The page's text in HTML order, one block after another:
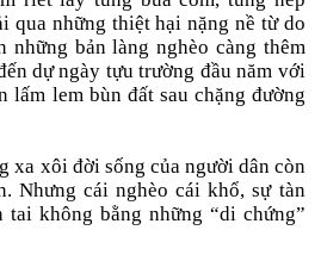
qua những thiệt hại nặng nề từ do
bản làng nghèo càng thêm
dự ngày tựu trường đầu năm với
lấm lem bùn đất sau chặng đường
xa xôi đời sống của người dân còn
Nhưng cái nghèo cái khổ, sự tàn
không bằng những “di chứng”